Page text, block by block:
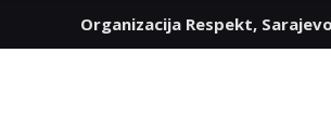
Organizacija Respekt, Sarajevo